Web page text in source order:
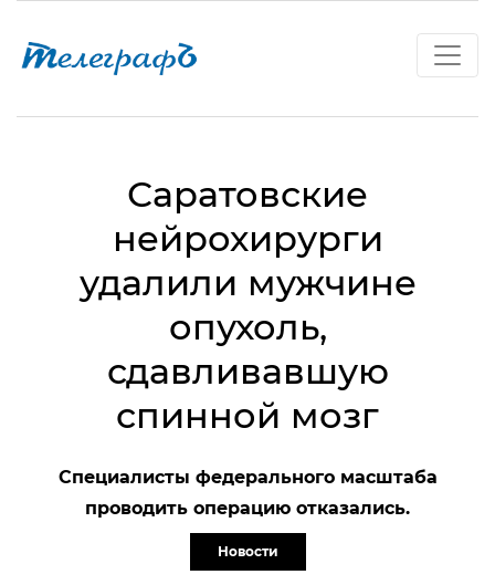
Саратовские
нейрохирурги
удалили мужчине
опухоль,
сдавливавшую
спинной мозг
Специалисты федерального масштаба
проводить операцию отказались.
Новости